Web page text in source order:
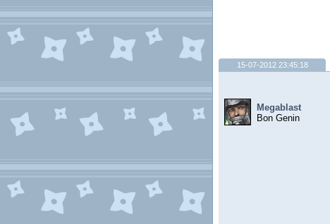
15-07-2012 23:45:18
Megablast
Bon Genin